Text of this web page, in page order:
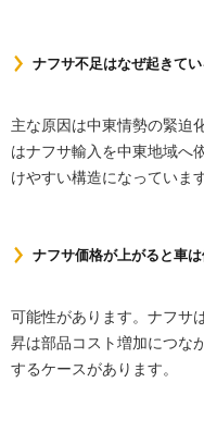
ナフサ不足はなぜ起きてい
主な原因は中東情勢の緊迫
はナフサ輸入を中東地域へ
けやすい構造になっています
ナフサ価格が上がると車
可能性があります。ナフサ
昇は部品コスト増加につな
するケースがあります。